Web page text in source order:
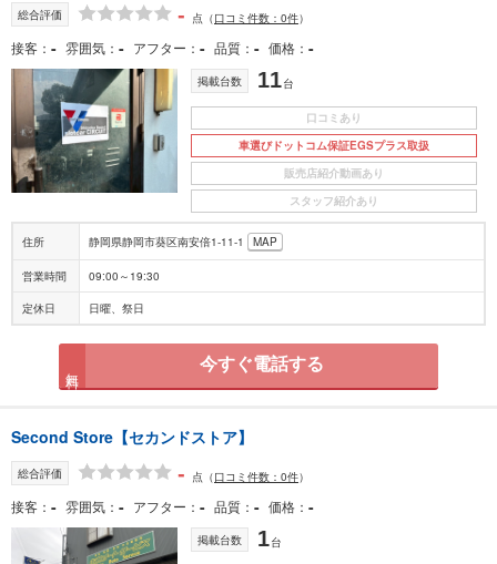
総合評価 - 点 （口コミ件数：0件）
接客 - 雰囲気 - アフター - 品質 - 価格 -
掲載台数 11台
口コミあり
車選びドットコム保証EGSプラス取扱
販売店紹介動画あり
スタッフ紹介あり
住所 静岡県静岡市葵区南安倍1-11-1 MAP
営業時間 09:00～19:30
定休日 日曜、祭日
今すぐ電話する
Second Store【セカンドストア】
総合評価 - 点 （口コミ件数：0件）
接客 - 雰囲気 - アフター - 品質 - 価格 -
掲載台数 1台